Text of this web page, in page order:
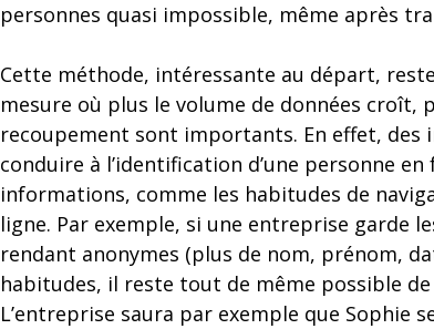
personnes quasi impossible, même après
Cette méthode, intéressante au départ,
mesure où plus le volume de données
recoupement sont importants. En effet,
conduire à l’identification d’une personne
informations, comme les habitudes de
ligne. Par exemple, si une entreprise garde
rendant anonymes (plus de nom, prénom,
habitudes, il reste tout de même possible
L’entreprise saura par exemple que Sophie